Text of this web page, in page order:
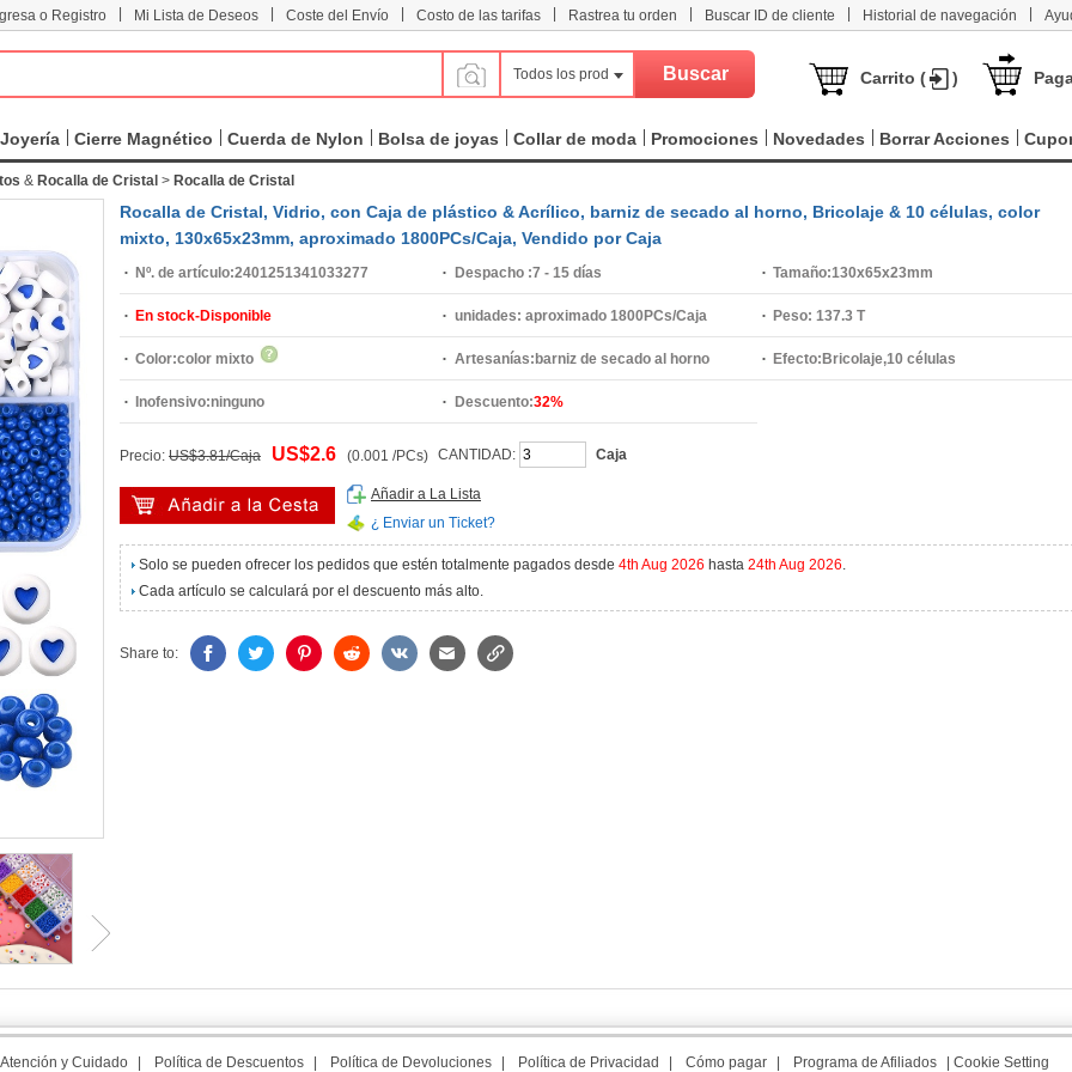
o Registro Mi Lista de Deseos Coste del Envío Costo de las tarifas Rastrea tu orden Buscar ID de cliente Historial de navegación
Todos los productos Carrito ( )
Cierre Magnético Cuerda de Nylon Bolsa de joyas Collar de moda Promociones Novedades Borrar Acciones
& Rocalla de Cristal > Rocalla de Cristal
Rocalla de Cristal, Vidrio, con Caja de plástico & Acrílico, barniz de secado al horno, Bricolaje & 10 células, color
mixto, 130x65x23mm, aproximado 1800PCs/Caja, Vendido por Caja
Nº. de artículo:2401251341033277 Despacho :7 - 15 días Tamaño:130x65x23mm
En stock-Disponible unidades: aproximado 1800PCs/Caja Peso:137.3 T
Color:color mixto Artesanías: barniz de secado al horno Efecto: Bricolaje,10 células
Inofensivo:ninguno Descuento:32%
Precio: US$3.81/Caja US$2.6 (0.001 /PCs) CANTIDAD: Caja
Añadir a La Lista
¿ Enviar un Ticket?
Solo se pueden ofrecer los pedidos que estén totalmente pagados desde 4th Aug 2026 hasta 24th Aug 2026.
Cada artículo se calculará por el descuento más alto.
Share to:
Atención y Cuidado Política de Descuentos Política de Devoluciones Política de Privacidad Cómo pagar Programa de Afiliados Cookie Setting